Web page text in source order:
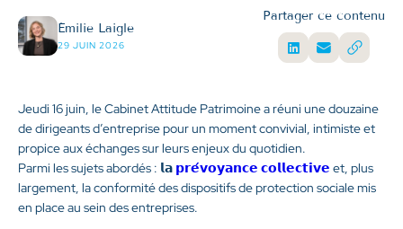
Émilie Laigle
29 JUIN 2026
Partager ce contenu
Jeudi 16 juin, le Cabinet Attitude Patrimoine a réuni une douzaine
de dirigeants d’entreprise pour un moment convivial, intimiste et
propice aux échanges sur leurs enjeux du quotidien.
Parmi les sujets abordés : 𝗹𝗮 𝗽𝗿𝗲́𝘃𝗼𝘆𝗮𝗻𝗰𝗲 𝗰𝗼𝗹𝗹𝗲𝗰𝘁𝗶𝘃𝗲 et, plus
largement, la conformité des dispositifs de protection sociale mis
en place au sein des entreprises.